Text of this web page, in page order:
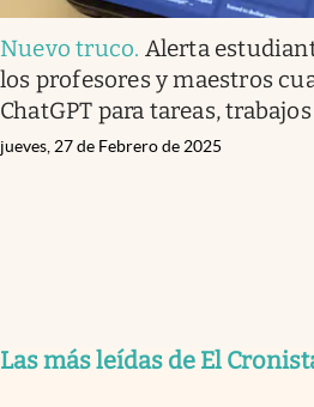
Nuevo truco. Alerta
los profesores y maestros
ChatGPT para tareas,
jueves, 27 de Febrero de 2025
Las más leídas de El